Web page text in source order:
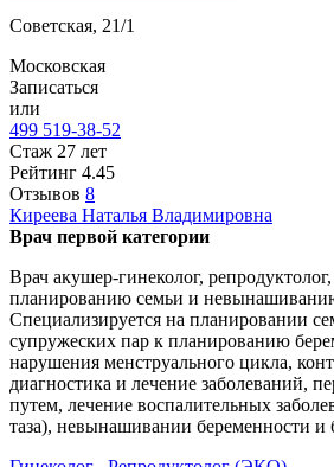
Советская, 21/1
Московская
Записаться
или
499 519-38-52
Стаж 27 лет
Рейтинг 4.45
Отзывов 8
Киреева Наталья Владимировна
Врач первой категории
Врач акушер-гинеколог,
планированию семьи и
Специализируется на планировании
супружеских пар к планированию
нарушения менструального цикла,
диагностика и лечение заболеваний,
путем, лечение воспалительных
таза), невынашивании беременности и